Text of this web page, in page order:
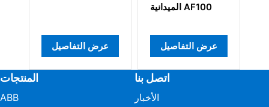
عرض التفاصيل
الميدانية AF100
عرض التفاصيل
المنتجات
ABB
اتصل بنا
الأخبار